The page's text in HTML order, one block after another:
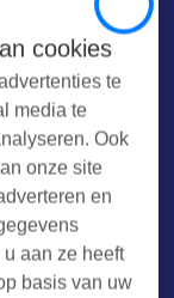
Close
cookies
te
media te
Ook
onze site
en
aan ze heeft
basis van uw